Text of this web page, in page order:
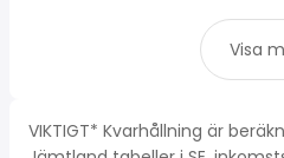
Visa
VIKTIGT* Kvarhållning är